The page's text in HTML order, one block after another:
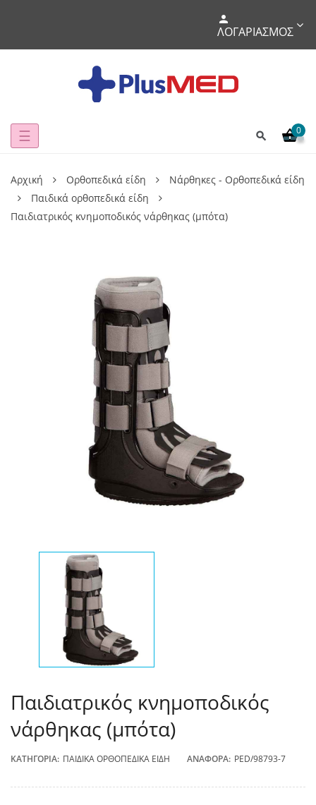
ΛΟΓΑΡΙΑΣΜΌΣ
Toggle
☰ 0
Αρχική Ορθοπεδικά είδη
Νάρθηκες - Ορθοπεδικά είδη
Παιδικά ορθοπεδικά είδη
Παιδιατρικός κνημοποδικός νάρθηκας (μπότα)
Παιδιατρικός κνημοποδικός
νάρθηκας (μπότα)
ΚΑΤΗΓΟΡΊΑ: ΠΑΙΔΙΚΆ ΟΡΘΟΠΕΔΙΚΆ ΕΊΔΗ ΑΝΑΦΟΡΆ: PED/98793-7